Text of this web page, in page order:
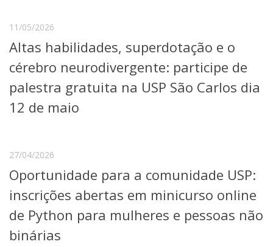
Comunicação
Assessorias e Mídias
Aplicativos e Sites
Jornal da USP
Agenda de Eventos
Defesa de Teses
11/05/2026
Altas habilidades, superdotação e o
cérebro neurodivergente: participe de
palestra gratuita na USP São Carlos dia
12 de maio
27/04/2026
Oportunidade para a comunidade USP:
inscrições abertas em minicurso online
de Python para mulheres e pessoas não
binárias